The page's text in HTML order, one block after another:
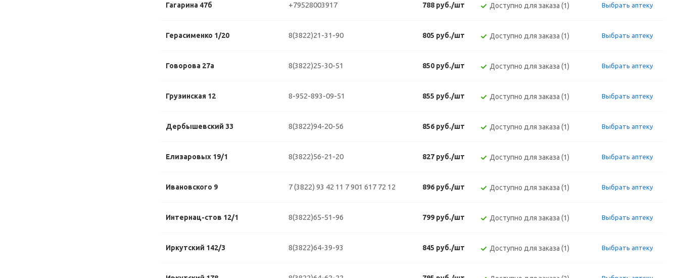
Гагарина 47б +79528003917 788 руб./шт Доступно для заказа (1) Выбрать аптеку
Герасименко 1/20 8(3822)21-31-90 805 руб./шт Доступно для заказа (1) Выбрать аптеку
Говорова 27а 8(3822)25-30-51 850 руб./шт Доступно для заказа (1) Выбрать аптеку
Грузинская 12 8-952-893-09-51 855 руб./шт Доступно для заказа (1) Выбрать аптеку
Дербышевский 33 8(3822)94-20-56 856 руб./шт Доступно для заказа (1) Выбрать аптеку
Елизаровых 19/1 8(3822)56-21-20 827 руб./шт Доступно для заказа (1) Выбрать аптеку
Ивановского 9 7 (3822) 93 42 11 7 901 617 72 12 896 руб./шт Доступно для заказа (1) Выбрать аптеку
Интернац-стов 12/1 8(3822)65-51-96 799 руб./шт Доступно для заказа (1) Выбрать аптеку
Иркутский 142/3 8(3822)64-39-93 845 руб./шт Доступно для заказа (1) Выбрать аптеку